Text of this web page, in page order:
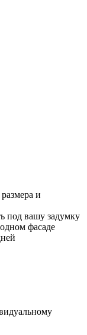
и
под вашу задумку
фасаде